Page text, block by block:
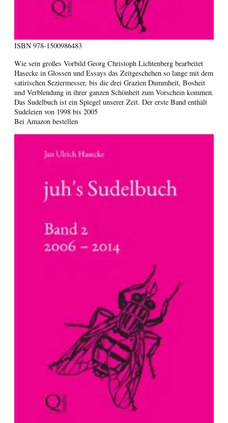
ISBN 978-1500986483
Wie sein großes Vorbild Georg Christoph Lichtenberg bearbeitet
Hasecke in Glossen und Essays das Zeitgeschehen so lange mit dem
satirischen Seziermesser, bis die drei Grazien Dummheit, Bosheit
und Verblendung in ihrer ganzen Schönheit zum Vorschein kommen.
Das Sudelbuch ist ein Spiegel unserer Zeit. Der erste Band enthält
Sudeleien von 1998 bis 2005
Bei Amazon bestellen